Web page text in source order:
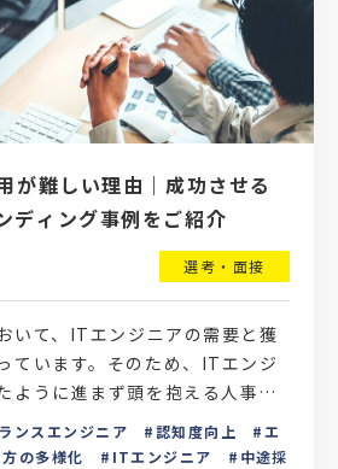
が難しい理由｜成功させる
ディング事例をご紹介
選考・面接
いて、ITエンジニアの需要と獲
ています。そのため、ITエンジ
ように進まず頭を抱える人事担
いでしょうか。そこで今回は、I
ンスエンジニア 認知度向上
エ
の多様化 ITエンジニア
中途採